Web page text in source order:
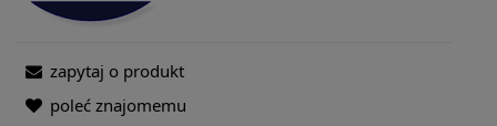
zapytaj o produkt
poleć znajomemu